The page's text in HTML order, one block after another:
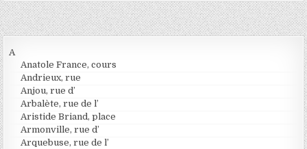
A
Anatole France, cours
Andrieux, rue
Anjou, rue d’
Arbalète, rue de l’
Aristide Briand, place
Armonville, rue d’
Arquebuse, rue de l’